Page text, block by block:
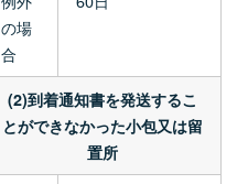
の場
合
(2)到着通知書を発送するこ
とができなかった小包又は留
置所